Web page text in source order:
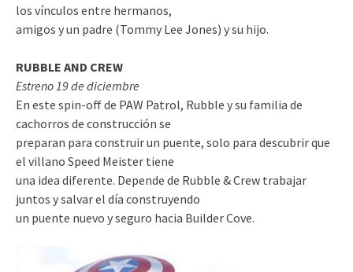
los vínculos entre hermanos,
amigos y un padre (Tommy Lee Jones) y su hijo.
RUBBLE AND CREW
Estreno 19 de diciembre
En este spin-off de PAW Patrol, Rubble y su familia de
cachorros de construcción se
preparan para construir un puente, solo para descubrir que
el villano Speed Meister tiene
una idea diferente. Depende de Rubble & Crew trabajar
juntos y salvar el día construyendo
un puente nuevo y seguro hacia Builder Cove.